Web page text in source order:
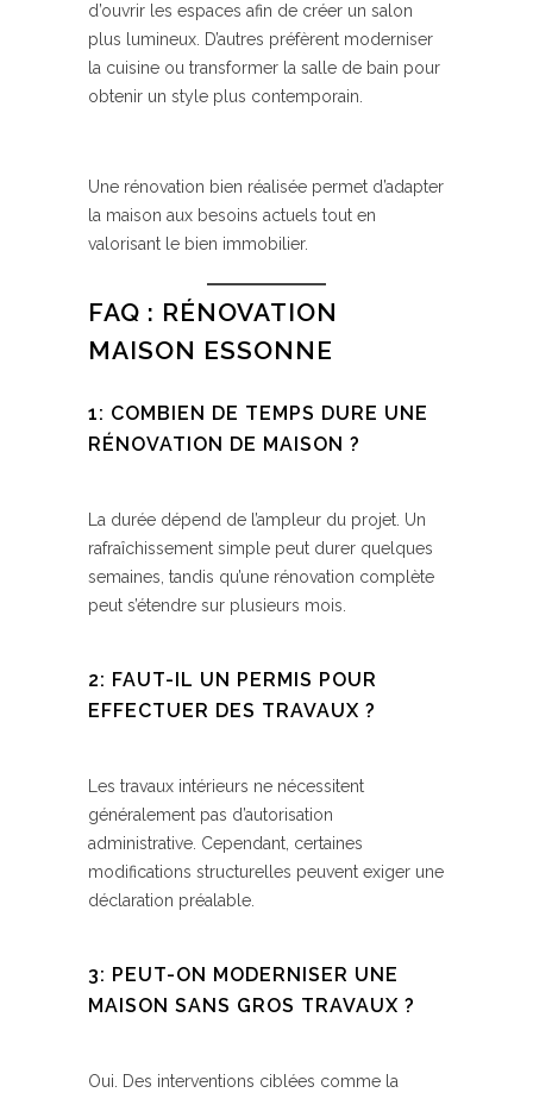
d’ouvrir les espaces afin de créer un salon
plus lumineux. D’autres préfèrent moderniser
la cuisine ou transformer la salle de bain pour
obtenir un style plus contemporain.
Une rénovation bien réalisée permet d’adapter
la maison aux besoins actuels tout en
valorisant le bien immobilier.
FAQ : RÉNOVATION
MAISON ESSONNE
1: COMBIEN DE TEMPS DURE UNE
RÉNOVATION DE MAISON ?
La durée dépend de l’ampleur du projet. Un
rafraîchissement simple peut durer quelques
semaines, tandis qu’une rénovation complète
peut s’étendre sur plusieurs mois.
2: FAUT-IL UN PERMIS POUR
EFFECTUER DES TRAVAUX ?
Les travaux intérieurs ne nécessitent
généralement pas d’autorisation
administrative. Cependant, certaines
modifications structurelles peuvent exiger une
déclaration préalable.
3: PEUT-ON MODERNISER UNE
MAISON SANS GROS TRAVAUX ?
Oui. Des interventions ciblées comme la